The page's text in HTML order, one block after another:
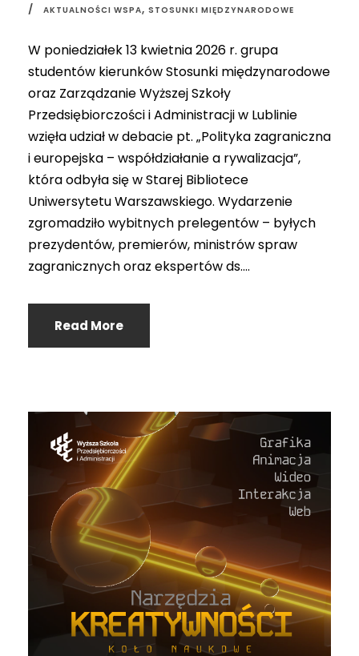
AKTUALNOŚCI WSPA, STOSUNKI MIĘDZYNARODOWE
W poniedziałek 13 kwietnia 2026 r. grupa
studentów kierunków Stosunki międzynarodowe
oraz Zarządzanie Wyższej Szkoły
Przedsiębiorczości i Administracji w Lublinie
wzięła udział w debacie pt. „Polityka zagraniczna
i europejska – współdziałanie a rywalizacja”,
która odbyła się w Starej Bibliotece
Uniwersytetu Warszawskiego. Wydarzenie
zgromadziło wybitnych prelegentów – byłych
prezydentów, premierów, ministrów spraw
zagranicznych oraz ekspertów ds....
Read More